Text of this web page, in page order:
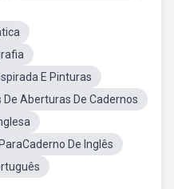
E Pinturas
De Aberturas De Cadernos
De Inglês